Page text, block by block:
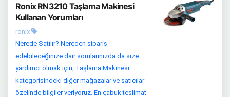
Ronix RN3210 Taşlama Makinesi
Kullanan Yorumları
ronix
Nerede Satılır? Nereden sipariş
edebileceğinize dair sorularınızda da size
yardımcı olmak için, Taşlama Makinesi
kategorisindeki diğer mağazalar ve satıcılar
özelinde bilgiler veriyoruz. En çabuk teslimat